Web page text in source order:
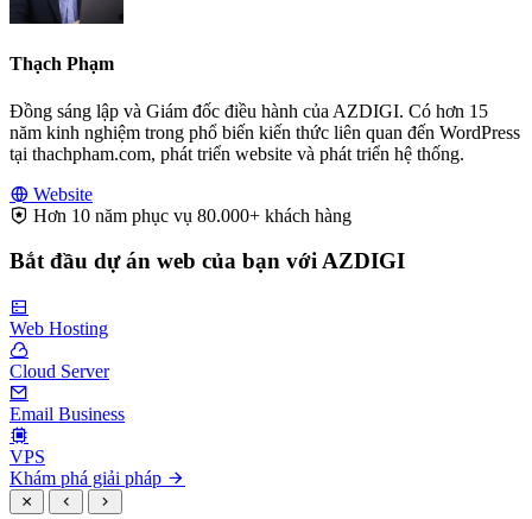
Thạch Phạm
Đồng sáng lập và Giám đốc điều hành của AZDIGI. Có hơn 15
năm kinh nghiệm trong phổ biến kiến thức liên quan đến WordPress
tại thachpham.com, phát triển website và phát triển hệ thống.
Website
Hơn 10 năm phục vụ 80.000+ khách hàng
Bắt đầu dự án web của bạn với AZDIGI
Web Hosting
Cloud Server
Email Business
VPS
Khám phá giải pháp